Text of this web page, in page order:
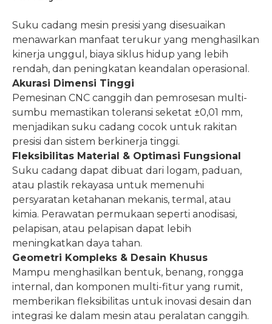
Suku cadang mesin presisi yang disesuaikan
menawarkan manfaat terukur yang menghasilkan
kinerja unggul, biaya siklus hidup yang lebih
rendah, dan peningkatan keandalan operasional.
Akurasi Dimensi Tinggi
Pemesinan CNC canggih dan pemrosesan multi-
sumbu memastikan toleransi seketat ±0,01 mm,
menjadikan suku cadang cocok untuk rakitan
presisi dan sistem berkinerja tinggi.
Fleksibilitas Material & Optimasi Fungsional
Suku cadang dapat dibuat dari logam, paduan,
atau plastik rekayasa untuk memenuhi
persyaratan ketahanan mekanis, termal, atau
kimia. Perawatan permukaan seperti anodisasi,
pelapisan, atau pelapisan dapat lebih
meningkatkan daya tahan.
Geometri Kompleks & Desain Khusus
Mampu menghasilkan bentuk, benang, rongga
internal, dan komponen multi-fitur yang rumit,
memberikan fleksibilitas untuk inovasi desain dan
integrasi ke dalam mesin atau peralatan canggih.